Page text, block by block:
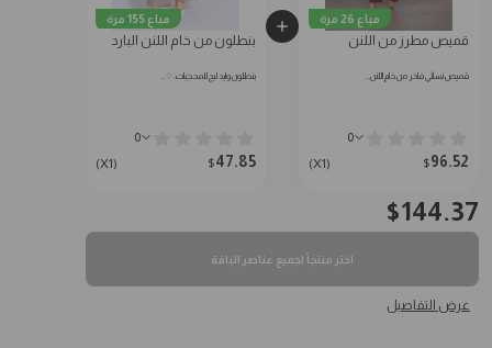
مباع 26 مرة
قميص مطرز من اللنن
قميص نسائي فاخر من خام اللنن…
0
96.52
$
(X1)
مباع 155 مرة
بنطلون من خام اللنن البارد
بنطلون وايد ليج للمحجبات: ♢…
0
47.85
$
(X1)
144.37
$
اختر منتجاً لجميع عناصر الباقة
عرض التفاصيل